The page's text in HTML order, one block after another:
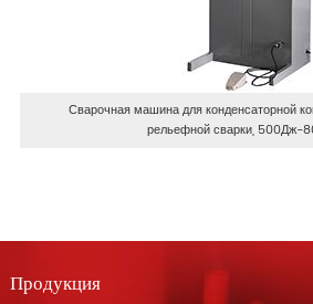
Сварочная машина для конденсаторной
рельефной сварки, 500Дж-
Продукция